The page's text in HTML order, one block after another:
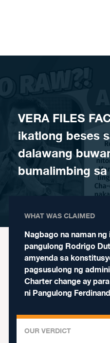
VERA FILES
ikatlong beses
dalawang
bumalimbing
WHAT WAS CLAIMED
Nagbago na naman
pangulong Rodrigo
amyenda sa
pagsusulong ng
Charter change ay
ni Pangulong
OUR VERDICT